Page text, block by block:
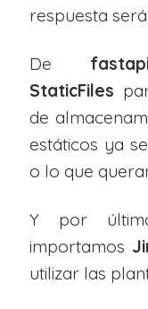
respuesta
De
StaticFiles
de
estáticos ya
o lo que
Y por
importamos
utilizar las